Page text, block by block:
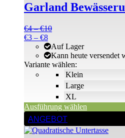
Garland
€4 –€10Preisspanne:
bis
€10
€3 – €8Preisspanne:
€3
bis
€8
Klein
Large
XL
Auf Lager
Kann heute versendet
Variante wählen:
Ausführung wählen
Varianten
auf.
Die
Optionen
können
der
Produktseite
gewählt
ANGEBOT
Dieses
Produkt
weist